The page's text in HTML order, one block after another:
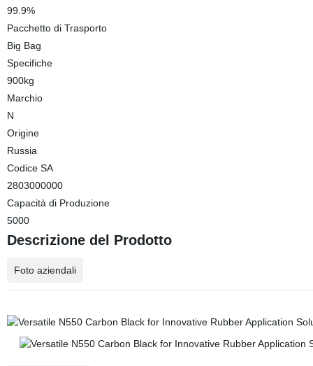
99.9%
Pacchetto di Trasporto
Big Bag
Specifiche
900kg
Marchio
N
Origine
Russia
Codice SA
2803000000
Capacità di Produzione
5000
Descrizione del Prodotto
Foto aziendali